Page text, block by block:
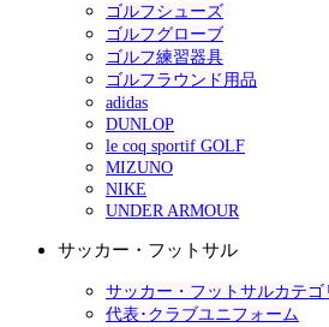
ゴルフシューズ
ゴルフグローブ
ゴルフ練習器具
ゴルフラウンド用品
adidas
DUNLOP
le coq sportif GOLF
MIZUNO
NIKE
UNDER ARMOUR
サッカー・フットサル
サッカー・フットサルカテゴ
代表･クラブユニフォーム